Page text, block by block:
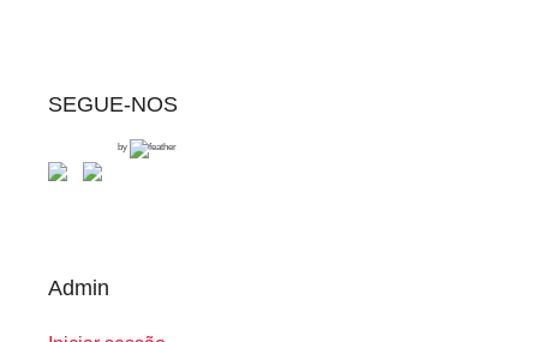
SEGUE-NOS
by
Admin